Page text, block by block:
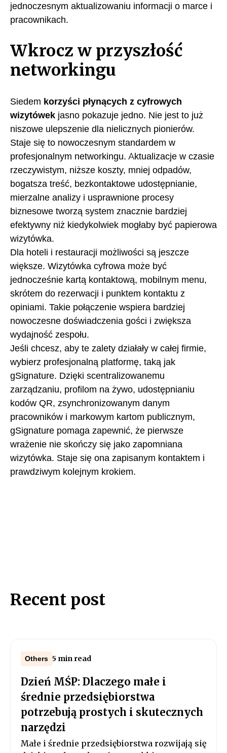
jednoczesnym aktualizowaniu informacji o marce i
pracownikach.
Wkrocz w przyszłość
networkingu
Siedem korzyści płynących z cyfrowych
wizytówek jasno pokazuje jedno. Nie jest to już
niszowe ulepszenie dla nielicznych pionierów.
Staje się to nowoczesnym standardem w
profesjonalnym networkingu. Aktualizacje w czasie
rzeczywistym, niższe koszty, mniej odpadów,
bogatsza treść, bezkontaktowe udostępnianie,
mierzalne analizy i usprawnione procesy
biznesowe tworzą system znacznie bardziej
efektywny niż kiedykolwiek mogłaby być papierowa
wizytówka.
Dla hoteli i restauracji możliwości są jeszcze
większe. Wizytówka cyfrowa może być
jednocześnie kartą kontaktową, mobilnym menu,
skrótem do rezerwacji i punktem kontaktu z
opiniami. Takie połączenie wspiera bardziej
nowoczesne doświadczenia gości i zwiększa
wydajność zespołu.
Jeśli chcesz, aby te zalety działały w całej firmie,
wybierz profesjonalną platformę, taką jak
gSignature. Dzięki scentralizowanemu
zarządzaniu, profilom na żywo, udostępnianiu
kodów QR, zsynchronizowanym danym
pracowników i markowym kartom publicznym,
gSignature pomaga zapewnić, że pierwsze
wrażenie nie skończy się jako zapomniana
wizytówka. Staje się ona zapisanym kontaktem i
prawdziwym kolejnym krokiem.
Recent post
Others 5 min read
Dzień MŚP: Dlaczego małe i
średnie przedsiębiorstwa
potrzebują prostych i skutecznych
narzędzi
Małe i średnie przedsiębiorstwa rozwijają się